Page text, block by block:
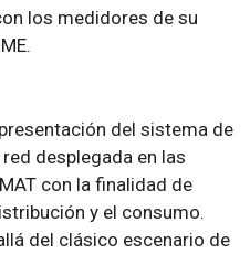
los medidores de su
del sistema de
desplegada en las
con la finalidad de
y el consumo.
del clásico escenario de